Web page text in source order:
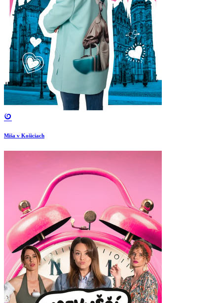
Miša v Košiciach